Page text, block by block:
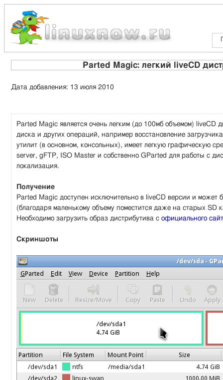
Parted Magic: легкий liveCD
Дата добавления: 13 июля 2010
Parted Magic является очень легким (до 100мб объемом) liveCD
диска и других операций, например восстановление
утилит (в основном, консольных), имеет легкую графическую
server, gFTP, ISO Master и собственно GParted для работы с
локализация.
Получение
Parted Magic доступен исключительно в liveCD версии и
(благодаря маленькому объему поместится даже на старых SD
Необходимо загрузить образ дистрибутива с официального
Скриншоты